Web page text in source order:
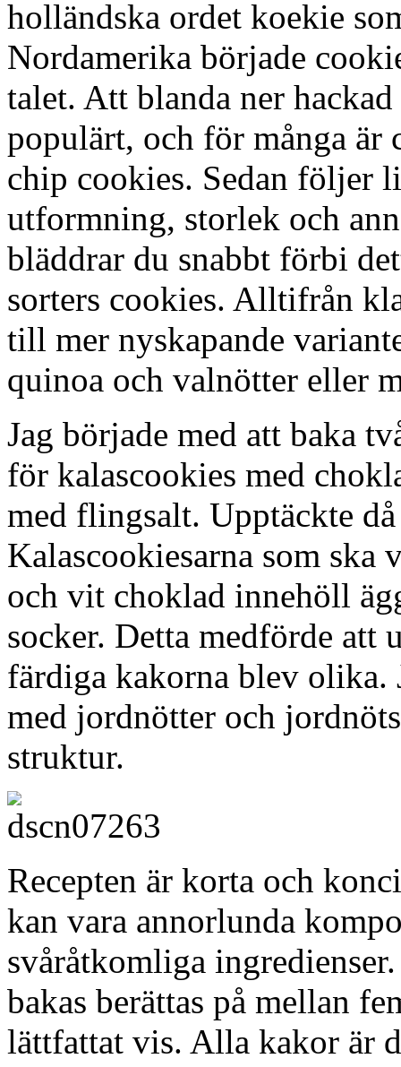
holländska ordet koekie
Nordamerika började
talet. Att blanda ner
populärt, och för många är
chip cookies. Sedan följer
utformning, storlek och
bläddrar du snabbt förbi
sorters cookies. Alltifrån
till mer nyskapande
quinoa och valnötter eller
Jag började med att baka
för kalascookies med
med flingsalt. Upptäckte
Kalascookiesarna som ska
och vit choklad innehöll
socker. Detta medförde att
färdiga kakorna blev olika.
med jordnötter och
struktur.
Recepten är korta och
kan vara annorlunda
svåråtkomliga
bakas berättas på mellan
lättfattat vis. Alla kakor är